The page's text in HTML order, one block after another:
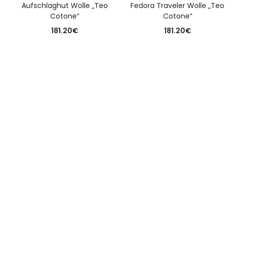
Aufschlaghut Wolle „Teo
Cotone“
181.20€
Fedora Traveler Wolle „Teo
Cotone“
181.20€